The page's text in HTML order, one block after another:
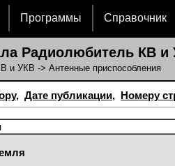
Программы Справочник
Радиолюбитель КВ и
и УКВ -> Антенные приспособления
, Дате публикации, Номеру